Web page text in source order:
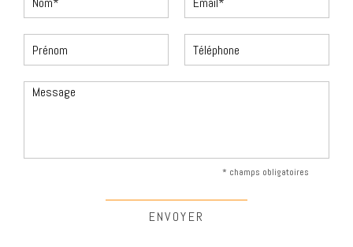
* champs obligatoires